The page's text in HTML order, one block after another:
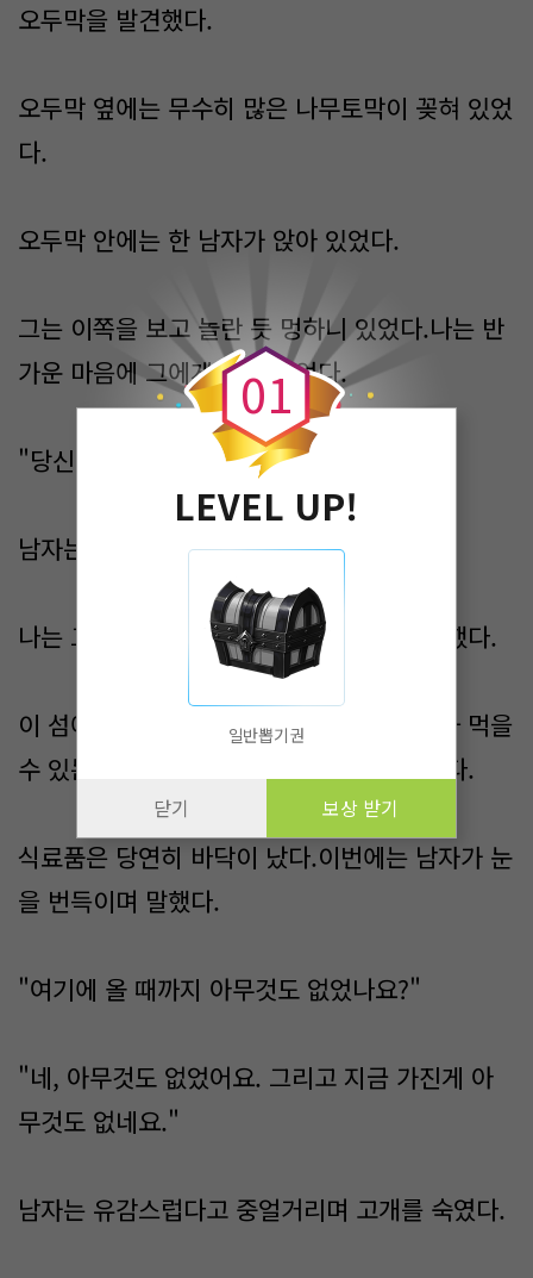
오두막을 발견했다.
​오두막 옆에는 무수히 많은 나무토막이 꽂혀 있었
다.
오두막 안에는 한 남자가 앉아 있었다.
그는 이쪽을 보고 놀란 듯 멍하니 있었다.나는 반
가운 마음에 그에게 말을 걸었다.
"당신도 조난자입니까?"
​남자는 그렇다고 대답했다.
나는 그에게 몇가지 질문을 했지만 곧 후회했다.
이 섬에는 아무것도 없고 동물이나 벌레조차 먹을
수 있는 식물조차 아예 자라지 않는다고 했다.
​식료품은 당연히 바닥이 났다.이번에는 남자가 눈
을 번득이며 말했다.
"여기에 올 때까지 아무것도 없었나요?"
​"네, 아무것도 없었어요. 그리고 지금 가진게 아
무것도 없네요."
​남자는 유감스럽다고 중얼거리며 고개를 숙였다.
0
0
1
LEVEL UP!
일반뽑기권
닫기 보상 받기